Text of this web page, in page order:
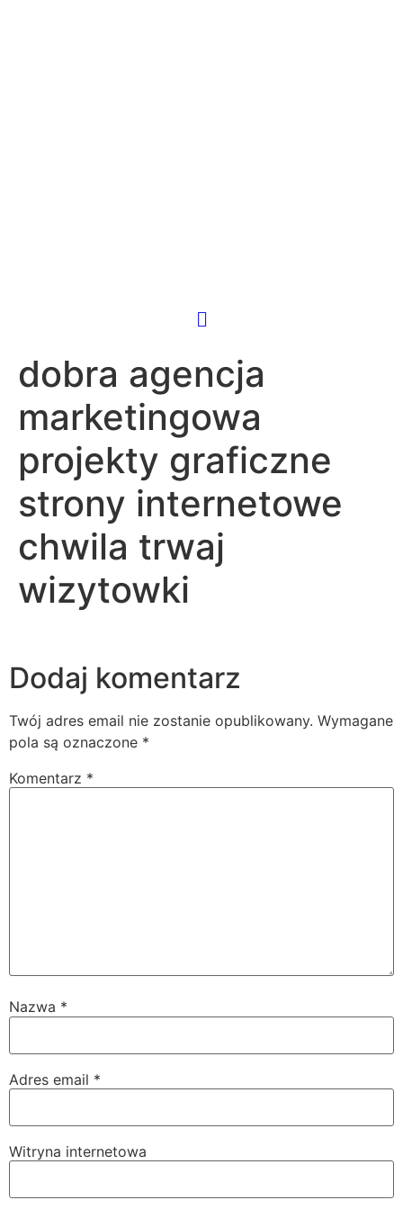
dobra agencja
marketingowa
projekty graficzne
strony internetowe
chwila trwaj
wizytowki
Dodaj komentarz
Twój adres email nie zostanie opublikowany. Wymagane
pola są oznaczone *
Komentarz *
Nazwa *
Adres email *
Witryna internetowa